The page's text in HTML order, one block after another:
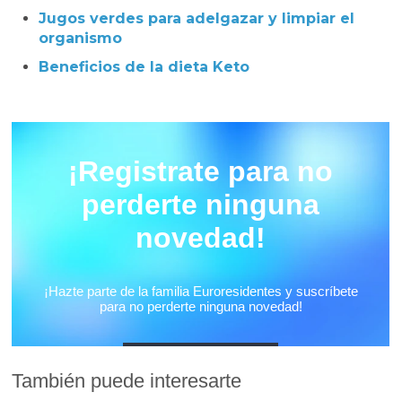
Jugos verdes para adelgazar y limpiar el
organismo
Beneficios de la dieta Keto
También puede interesarte